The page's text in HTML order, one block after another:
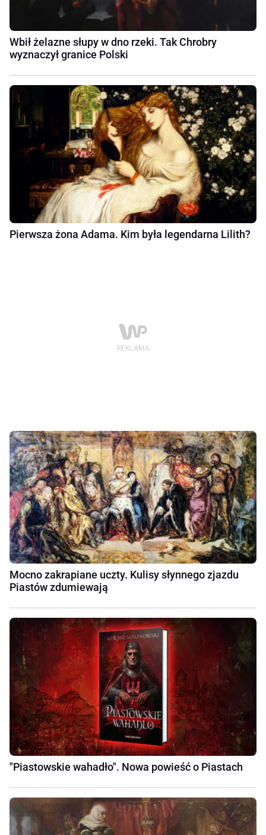
Wbił żelazne słupy w dno rzeki. Tak Chrobry
wyznaczył granice Polski
Pierwsza żona Adama. Kim była legendarna Lilith?
Mocno zakrapiane uczty. Kulisy słynnego zjazdu
Piastów zdumiewają
"Piastowskie wahadło". Nowa powieść o Piastach